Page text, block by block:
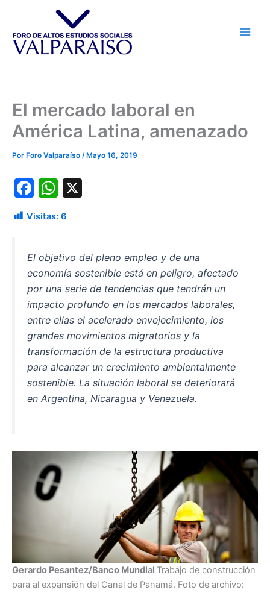
contenido
El mercado laboral en
América Latina, amenazado
Por Foro Valparaíso / Mayo 16, 2019
F
a
c
b
o
o
k
W
h
at
A
p
p
Visitas: 6
El objetivo del pleno empleo y de una
economía sostenible está en peligro, afectado
por una serie de tendencias que tendrán un
impacto profundo en los mercados laborales,
entre ellas el acelerado envejecimiento, los
grandes movimientos migratorios y la
transformación de la estructura productiva
para alcanzar un crecimiento ambientalmente
sostenible. La situación laboral se deteriorará
en Argentina, Nicaragua y Venezuela.
Gerardo Pesantez/Banco Mundial Trabajo de construcción
para al expansión del Canal de Panamá. Foto de archivo: